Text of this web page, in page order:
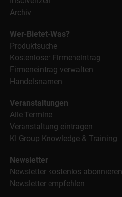
Archiv
Wer-Bietet-Was?
Produktsuche
Kostenloser Firmeneintrag
Firmeneintrag verwalten
Handelsnamen
Veranstaltungen
Alle Termine
Veranstaltung eintragen
KI Group Knowledge & Training
Newsletter
Newsletter kostenlos abonnieren
Newsletter empfehlen